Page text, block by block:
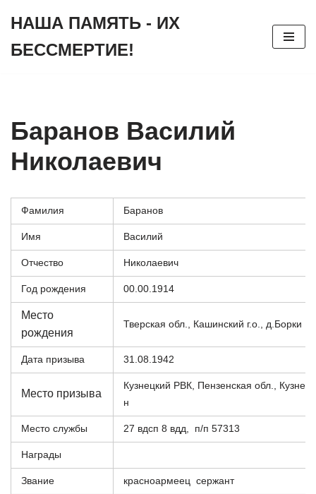
к
НАША ПАМЯТЬ - ИХ
БЕССМЕРТИЕ!
Баранов Василий
Николаевич
Фамилия Баранов
Имя Василий
Отчество Николаевич
Год рождения 00.00.1914
Место
рождения
Тверская обл., Кашинский г.о., д.Борки
Дата призыва 31.08.1942
Место призыва
Кузнецкий РВК, Пензенская обл.,
н
Место службы 27 вдсп 8 вдд, п/п 57313
Награды
Звание красноармеец сержант